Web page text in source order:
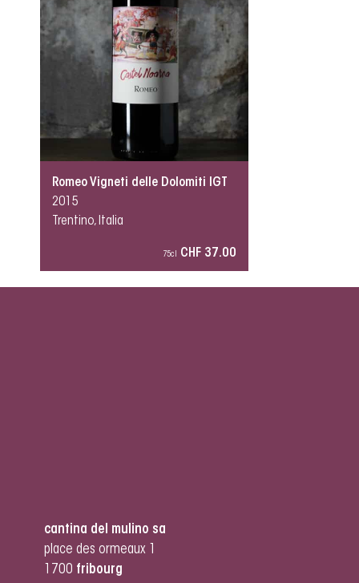
Romeo Vigneti delle Dolomiti IGT
2015
Trentino, Italia
75cl CHF 37.00
cantina del mulino sa
place des ormeaux 1
1700 fribourg